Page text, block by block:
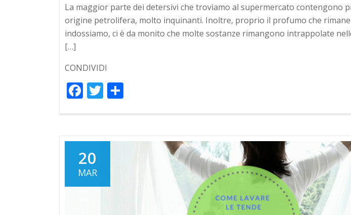
La maggior parte dei detersivi che troviamo al supermercato contengono
origine petrolifera, molto inquinanti. Inoltre, proprio il profumo che rimane
indossiamo, ci è da monito che molte sostanze rimangono intrappolate
[…]
CONDIVIDI
FacebookTwitter
20
MAR